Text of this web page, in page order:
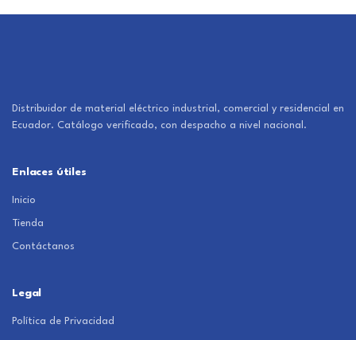
Distribuidor de material eléctrico industrial, comercial y residencial en
Ecuador. Catálogo verificado, con despacho a nivel nacional.
Enlaces útiles
Inicio
Tienda
Contáctanos
Legal
Política de Privacidad